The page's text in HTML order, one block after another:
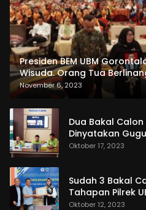
Presiden BEM UBM
Wisuda. Orang Tua
dan Pemasangan
November 6, 2023
Dua Bakal
Dinyatakan
Oktober 17, 2023
Sudah 3 Bakal
Tahapan Pilrek
Oktober 12, 2023